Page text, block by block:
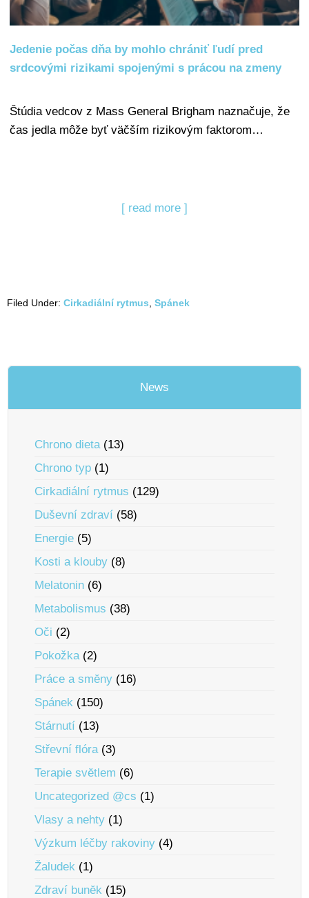
Jedenie počas dňa by mohlo chrániť ľudí pred
srdcovými rizikami spojenými s prácou na zmeny
Štúdia vedcov z Mass General Brigham naznačuje, že
čas jedla môže byť väčším rizikovým faktorom…
[ read more ]
Filed Under: Cirkadiální rytmus Spánek
News
Chrono dieta(13)
Chrono typ (1)
Cirkadiální rytmus (129)
Duševní zdraví (58)
Energie (5)
Kosti a klouby (8)
Melatonin (6)
Metabolismus (38)
Oči (2)
Pokožka(2)
Práce a smĕny (16)
Spánek (150)
Stárnutí (13)
Střevní flóra(3)
Terapie svĕtlem (6)
Uncategorized @cs (1)
Vlasy a nehty (1)
Výzkum léčby rakoviny (4)
Žaludek (1)
Zdraví bunĕk (15)